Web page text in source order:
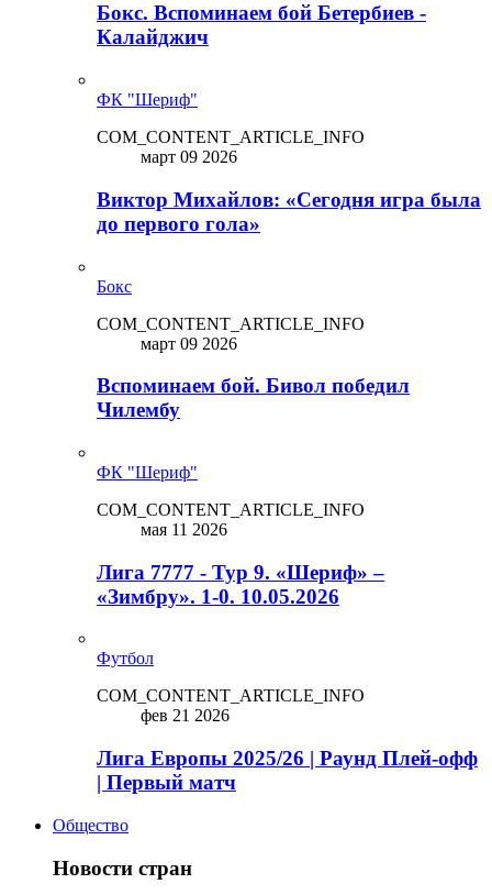
Бокс. Вспоминаем бой Бетербиев -
Калайджич
ФК "Шериф"
COM_CONTENT_ARTICLE_INFO
март 09 2026
Виктор Михайлов: «Сегодня игра была
до первого гола»
Бокс
COM_CONTENT_ARTICLE_INFO
март 09 2026
Вспоминаем бой. Бивол победил
Чилембу
ФК "Шериф"
COM_CONTENT_ARTICLE_INFO
мая 11 2026
Лига 7777 - Тур 9. «Шериф» –
«Зимбру». 1-0. 10.05.2026
Футбол
COM_CONTENT_ARTICLE_INFO
фев 21 2026
Лига Европы 2025/26 | Раунд Плей-офф
| Первый матч
Общество
Новости стран